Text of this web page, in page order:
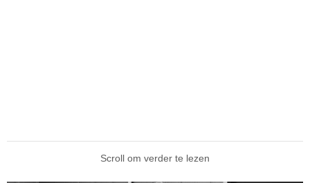
Scroll om verder te lezen